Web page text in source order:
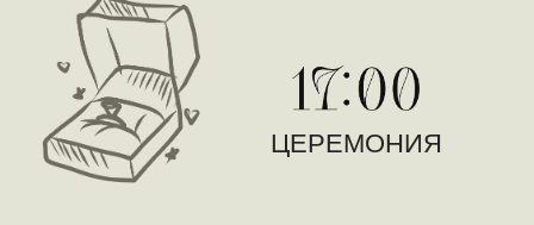
ЦЕРЕМОНИЯ